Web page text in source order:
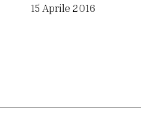
15 Aprile 2016